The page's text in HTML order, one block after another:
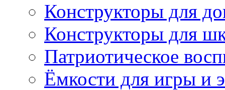
Конструкторы для
Конструкторы для
Патриотическое
Ёмкости для игры и